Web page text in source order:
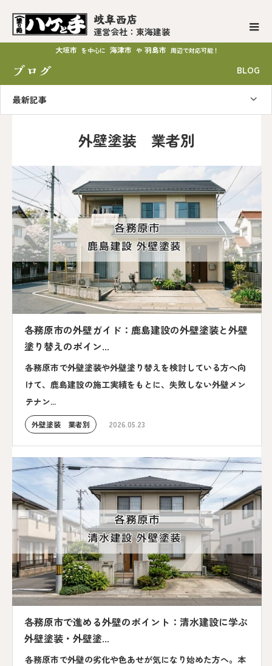
岐阜西店
運営会社：東海建装
大垣市 を中心に 海津市 や 羽島市 周辺で対応可能！
ブログ BLOG
最新記事
外壁塗装 業者別
各務原市の外壁ガイド：鹿島建設の外壁塗装と外壁
塗り替えのポイン...
各務原市で外壁塗装や外壁塗り替えを検討している方へ向
けて、鹿島建設の施工実績をもとに、失敗しない外壁メン
テナン...
外壁塗装 業者別 2026.05.23
各務原市で進める外壁のポイント：清水建設に学ぶ
外壁塗装・外壁塗...
各務原市で外壁の劣化や色あせが気になり始めた方へ。本